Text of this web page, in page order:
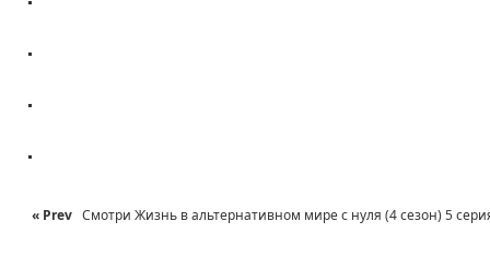
.
.
.
« Prev Смотри Жизнь в альтернативном мире с нуля (4 сезон) 5